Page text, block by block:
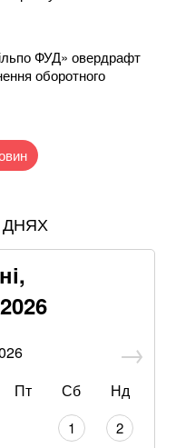
ФУД» овердрафт
оборотного
що
куди планує
Україні судно
з-під води виринули
Пт Сб Нд
1
2